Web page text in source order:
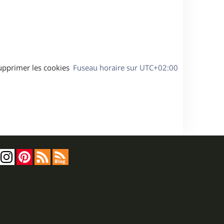
Fuseau horaire sur UTC+02:00
les cookies